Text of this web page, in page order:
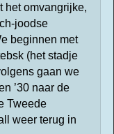
het omvangrijke,
joodse
beginnen met
(het stadje
gaan we
’30 naar de
Tweede
weer terug in